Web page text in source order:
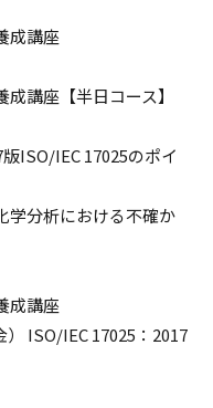
成講座
講座【半日コース】
ISO/IEC 17025のポイ
学分析における不確か
成講座
ISO/IEC 17025：2017